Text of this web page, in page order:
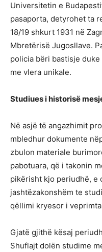
Universitetin e
pasaporta, detyrohet ta
18/19 shkurt 1931 në
Mbretërisë Jugosllave.
policia bëri bastisje
me vlera unikale.
Studiues i historisë
Në asjë të angazhimit
mbledhur dokumente
zbulon materiale
pabotuara, që i takonin
pikërisht kjo periudhë, e
jashtëzakonshëm te
qëllimi kryesor i
Gjatë gjithë kësaj
Shuflajt dolën studime